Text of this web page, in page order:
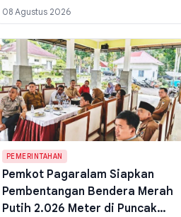
Usut Sumber Api
08 Agustus 2026
PEMERINTAHAN
Pemkot Pagaralam Siapkan
Pembentangan Bendera Merah
Putih 2.026 Meter di Puncak